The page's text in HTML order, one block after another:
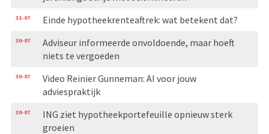
31-07 Einde hypotheekrenteaftrek: wat betekent dat?
30-07
Adviseur informeerde onvoldoende, maar hoeft
niets te vergoeden
30-07
Video Reinier Gunneman: AI voor jouw
adviespraktijk
30-07
ING ziet hypotheekportefeuille opnieuw sterk
groeien